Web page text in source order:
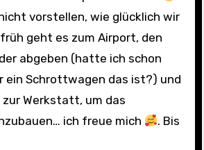
vorstellen, wie glücklich wir
geht es zum Airport, den
abgeben (hatte ich schon
ein Schrottwagen das ist?) und
zur Werkstatt, um das
ich freue mich
. Bis